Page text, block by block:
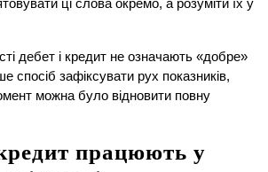
ці слова окремо, а розуміти їх у
дебет і кредит не означають «добре»
спосіб зафіксувати рух показників,
можна було відновити повну
працюють у